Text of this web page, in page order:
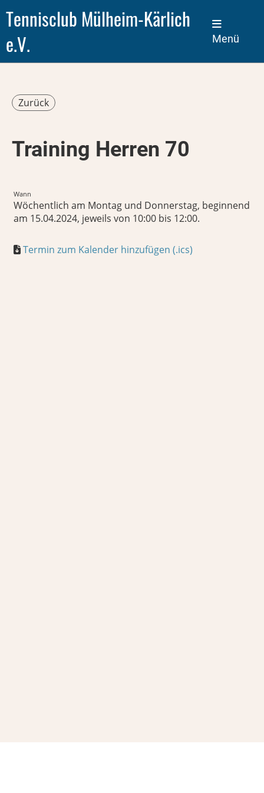
Tennisclub Mülheim-Kärlich
e.V.
Menü
Zurück
Training Herren 70
Wann
Wöchentlich am Montag und Donnerstag, beginnend
am 15.04.2024, jeweils von 10:00 bis 12:00.
Termin zum Kalender hinzufügen (.ics)